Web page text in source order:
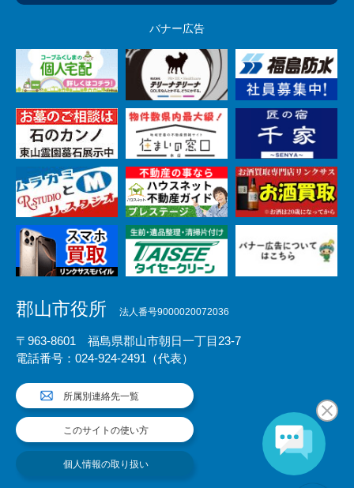
バナー広告
郡山市役所 法人番号9000020072036
〒963-8601 福島県郡山市朝日一丁目23-7
電話番号：024-924-2491（代表）
所属別連絡先一覧
このサイトの使い方
個人情報の取り扱い